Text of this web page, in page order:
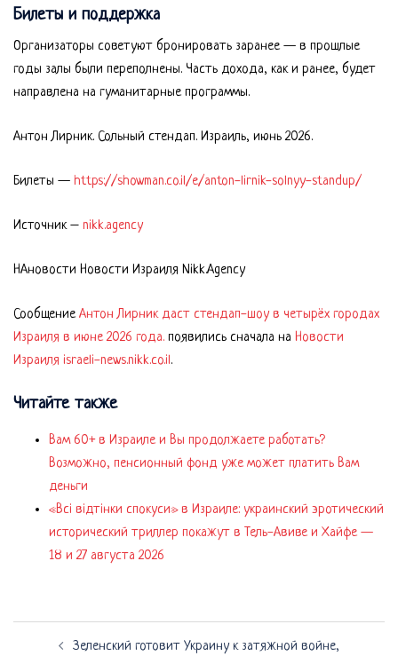
Билеты и поддержка
Организаторы советуют бронировать заранее — в прошлые
годы залы были переполнены. Часть дохода, как и ранее, будет
направлена на гуманитарные программы.
Антон Лирник. Сольный стендап. Израиль, июнь 2026.
Билеты — https://showman.co.il/e/anton-lirnik-solnyy-standup/
Источник – nikk.agency
НАновости Новости Израиля Nikk.Agency
СообщениеАнтон Лирник даст стендап-шоу в четырёх городах
Израиля в июне 2026 года. появились сначала на Новости
Израиля israeli-news.nikk.co.il.
Читайте также
Вам 60+ в Израиле и Вы продолжаете работать?
Возможно, пенсионный фонд уже может платить Вам
деньги
«Всі відтінки спокуси» в Израиле: украинский эротический
исторический триллер покажут в Тель-Авиве и Хайфе —
18 и 27 августа 2026
Зеленский готовит Украину к затяжной войне,